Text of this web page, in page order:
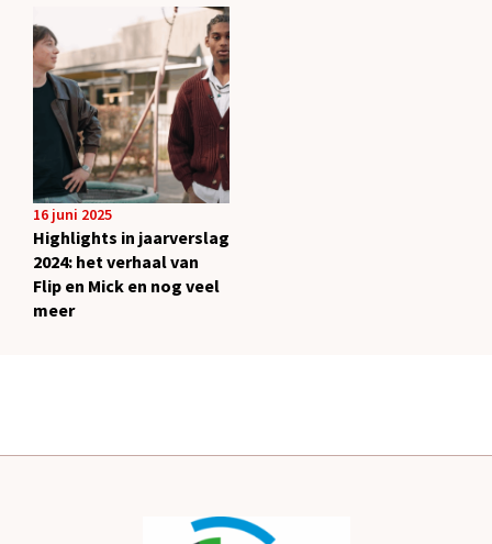
16 juni 2025
Highlights in jaarverslag
2024: het verhaal van
Flip en Mick en nog veel
meer